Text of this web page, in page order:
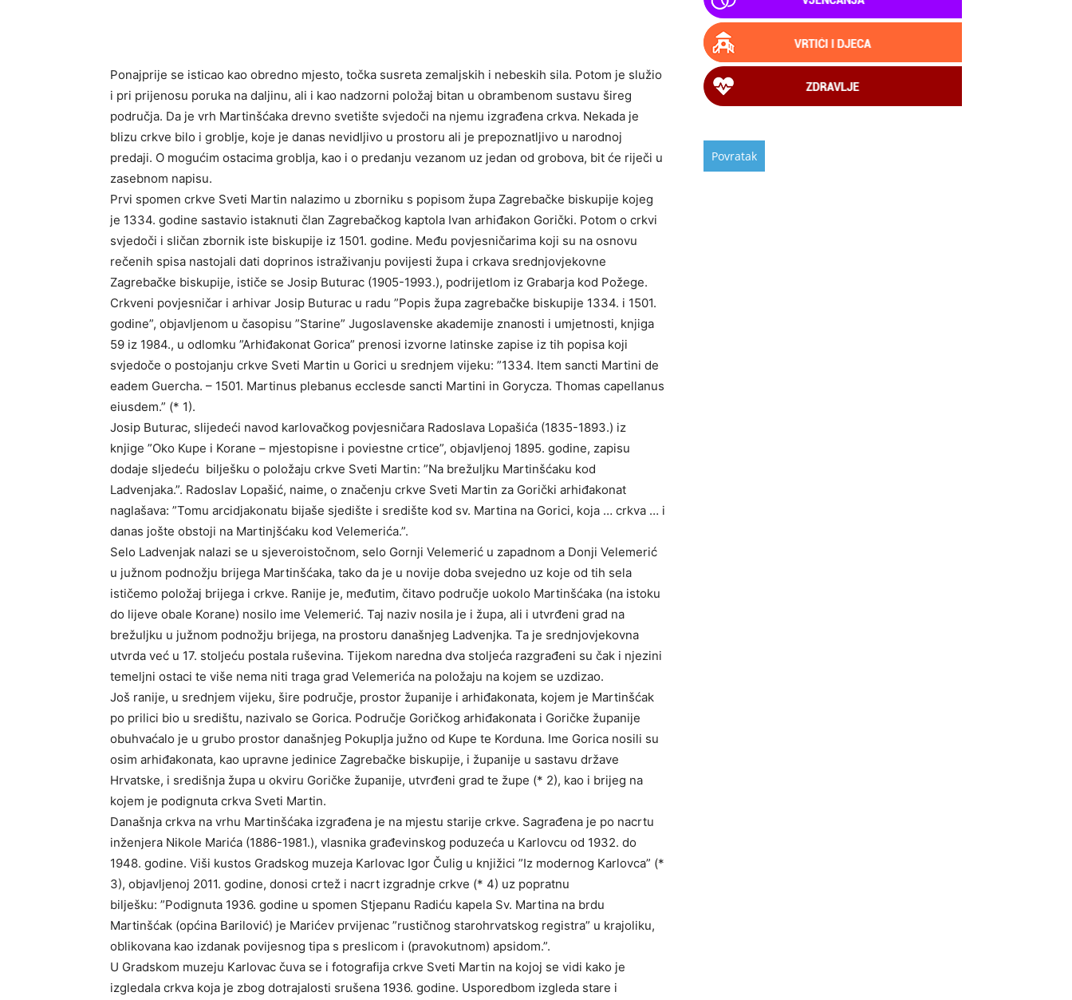
Ponajprije se isticao kao obredno mjesto, točka susreta zemaljskih i nebeskih sila. Potom je služio
i pri prijenosu poruka na daljinu, ali i kao nadzorni položaj bitan u obrambenom sustavu šireg
područja. Da je vrh Martinšćaka drevno svetište svjedoči na njemu izgrađena crkva. Nekada je
blizu crkve bilo i groblje, koje je danas nevidljivo u prostoru ali je prepoznatljivo u narodnoj
predaji. O mogućim ostacima groblja, kao i o predanju vezanom uz jedan od grobova, bit će riječi u
zasebnom napisu.
Prvi spomen crkve Sveti Martin nalazimo u zborniku s popisom župa Zagrebačke biskupije kojeg
je 1334. godine sastavio istaknuti član Zagrebačkog kaptola Ivan arhiđakon Gorički. Potom o crkvi
svjedoči i sličan zbornik iste biskupije iz 1501. godine. Među povjesničarima koji su na osnovu
rečenih spisa nastojali dati doprinos istraživanju povijesti župa i crkava srednjovjekovne
Zagrebačke biskupije, ističe se Josip Buturac (1905-1993.), podrijetlom iz Grabarja kod Požege.
Crkveni povjesničar i arhivar Josip Buturac u radu ”Popis župa zagrebačke biskupije 1334. i 1501.
godine”, objavljenom u časopisu ”Starine” Jugoslavenske akademije znanosti i umjetnosti, knjiga
59 iz 1984., u odlomku ”Arhiđakonat Gorica” prenosi izvorne latinske zapise iz tih popisa koji
svjedoče o postojanju crkve Sveti Martin u Gorici u srednjem vijeku: ”1334. Item sancti Martini de
eadem Guercha. – 1501. Martinus plebanus ecclesde sancti Martini in Gorycza. Thomas capellanus
eiusdem.” (* 1).
Josip Buturac, slijedeći navod karlovačkog povjesničara Radoslava Lopašića (1835-1893.) iz
knjige ”Oko Kupe i Korane – mjestopisne i poviestne crtice”, objavljenoj 1895. godine, zapisu
dodaje sljedeću bilješku o položaju crkve Sveti Martin: ”Na brežuljku Martinšćaku kod
Ladvenjaka.”. Radoslav Lopašić, naime, o značenju crkve Sveti Martin za Gorički arhiđakonat
naglašava: ”Tomu arcidjakonatu bijaše sjedište i središte kod sv. Martina na Gorici, koja … crkva … i
danas jošte obstoji na Martinjšćaku kod Velemerića.”.
Selo Ladvenjak nalazi se u sjeveroistočnom, selo Gornji Velemerić u zapadnom a Donji Velemerić
u južnom podnožju brijega Martinšćaka, tako da je u novije doba svejedno uz koje od tih sela
ističemo položaj brijega i crkve. Ranije je, međutim, čitavo područje uokolo Martinšćaka (na istoku
do lijeve obale Korane) nosilo ime Velemerić. Taj naziv nosila je i župa, ali i utvrđeni grad na
brežuljku u južnom podnožju brijega, na prostoru današnjeg Ladvenjka. Ta je srednjovjekovna
utvrda već u 17. stoljeću postala ruševina. Tijekom naredna dva stoljeća razgrađeni su čak i njezini
temeljni ostaci te više nema niti traga grad Velemerića na položaju na kojem se uzdizao.
Još ranije, u srednjem vijeku, šire područje, prostor županije i arhiđakonata, kojem je Martinšćak
po prilici bio u središtu, nazivalo se Gorica. Područje Goričkog arhiđakonata i Goričke županije
obuhvaćalo je u grubo prostor današnjeg Pokuplja južno od Kupe te Korduna. Ime Gorica nosili su
osim arhiđakonata, kao upravne jedinice Zagrebačke biskupije, i županije u sastavu države
Hrvatske, i središnja župa u okviru Goričke županije, utvrđeni grad te župe (* 2), kao i brijeg na
kojem je podignuta crkva Sveti Martin.
Današnja crkva na vrhu Martinšćaka izgrađena je na mjestu starije crkve. Sagrađena je po nacrtu
inženjera Nikole Marića (1886-1981.), vlasnika građevinskog poduzeća u Karlovcu od 1932. do
1948. godine. Viši kustos Gradskog muzeja Karlovac Igor Čulig u knjižici ”Iz modernog Karlovca” (*
3), objavljenoj 2011. godine, donosi crtež i nacrt izgradnje crkve (* 4) uz popratnu
bilješku: ”Podignuta 1936. godine u spomen Stjepanu Radiću kapela Sv. Martina na brdu
Martinšćak (općina Barilović) je Marićev prvijenac ”rustičnog starohrvatskog registra” u krajoliku,
oblikovana kao izdanak povijesnog tipa s preslicom i (pravokutnom) apsidom.”.
U Gradskom muzeju Karlovac čuva se i fotografija crkve Sveti Martin na kojoj se vidi kako je
izgledala crkva koja je zbog dotrajalosti srušena 1936. godine. Usporedbom izgleda stare i